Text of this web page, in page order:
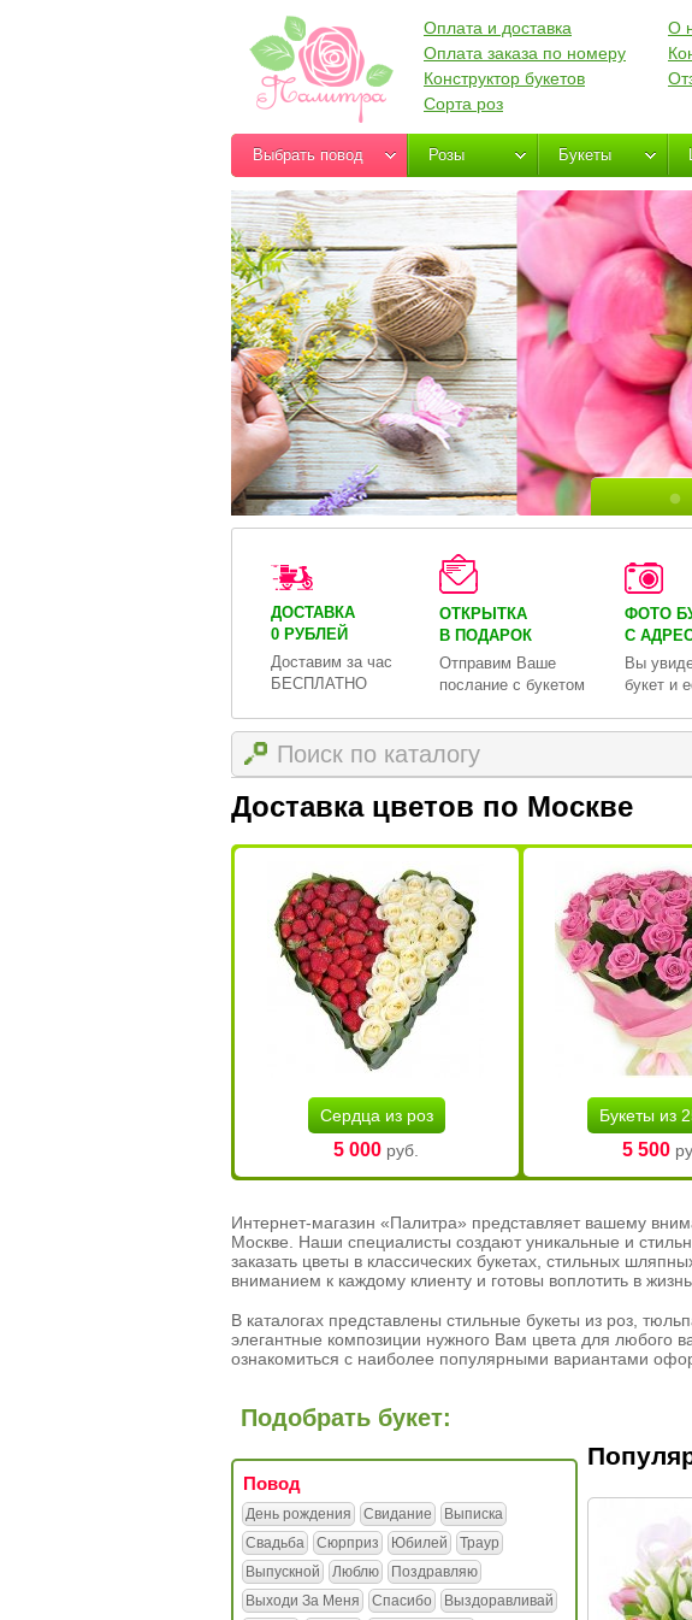
Оплата и доставка
Оплата заказа по номеру
Конструктор букетов
Сорта роз
О
Выбрать повод Розы Букеты
ДОСТАВКА
0 РУБЛЕЙ
Доставим за час
БЕСПЛАТНО
ОТКРЫТКА
В ПОДАРОК
Отправим Ваше
послание с букетом
ФОТО
С
Вы
букет и
Доставка цветов по Москве
Сердца из роз
5 000 руб.
Букеты из
5 500
Интернет-магазин «Палитра» представляет вашему
Москве. Наши специалисты создают уникальные и
заказать цветы в классических букетах, стильных
вниманием к каждому клиенту и готовы воплотить в
В каталогах представлены стильные букеты из роз,
элегантные композиции нужного Вам цвета для любого
ознакомиться с наиболее популярными вариантами
Подобрать букет:
Повод
День рождения Свидание
Выписка
Свадьба
Сюрприз Юбилей
Траур
Выпускной
Люблю
Поздравляю
Выходи За Меня
Спасибо
Выздоравливай